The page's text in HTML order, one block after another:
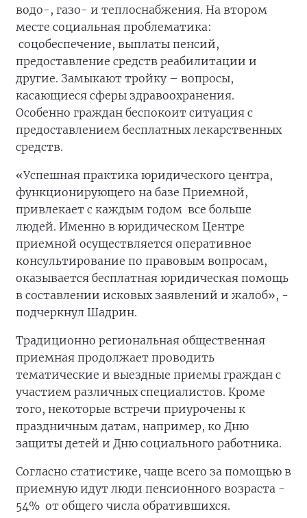
водо-, газо- и теплоснабжения. На втором
месте социальная проблематика:
соцобеспечение, выплаты пенсий,
предоставление средств реабилитации и
другие. Замыкают тройку – вопросы,
касающиеся сферы здравоохранения.
Особенно граждан беспокоит ситуация с
предоставлением бесплатных лекарственных
средств.
«Успешная практика юридического центра,
функционирующего на базе Приемной,
привлекает с каждым годом все больше
людей. Именно в юридическом Центре
приемной осуществляется оперативное
консультирование по правовым вопросам,
оказывается бесплатная юридическая помощь
в составлении исковых заявлений и жалоб», -
подчеркнул Шадрин.
Традиционно региональная общественная
приемная продолжает проводить
тематические и выездные приемы граждан с
участием различных специалистов. Кроме
того, некоторые встречи приурочены к
праздничным датам, например, ко Дню
защиты детей и Дню социального работника.
Согласно статистике, чаще всего за помощью в
приемную идут люди пенсионного возраста -
54% от общего числа обратившихся.